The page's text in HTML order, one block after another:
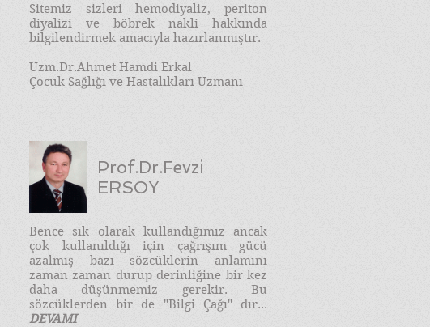
Sitemiz sizleri hemodiyaliz, periton
diyalizi ve böbrek nakli hakkında
bilgilendirmek amacıyla hazırlanmıştır.
Uzm.Dr.Ahmet Hamdi Erkal
Çocuk Sağlığı ve Hastalıkları Uzmanı
Prof.Dr.Fevzi
ERSOY
​Bence sık olarak kullandığımız ancak
çok kullanıldığı için çağrışım gücü
azalmış bazı sözcüklerin anlamını
zaman zaman durup derinliğine bir kez
daha düşünmemiz gerekir. Bu
sözcüklerden bir de "Bilgi Çağı" dır...
DEVAMI